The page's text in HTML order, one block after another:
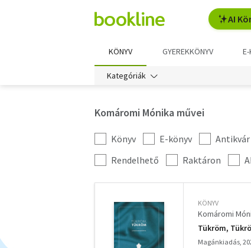
AI
KÖNYV GYEREKKÖNYV
Kategóriák
Komáromi Mónika művei
Kategória
szűrés
Könyv E-könyv Antikvár
További
szűrők
Rendelhető Raktáron
KÖNYV
Komáromi
Tükröm,
Magánkiadás,